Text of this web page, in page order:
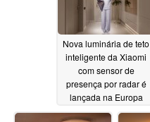
Nova luminária de teto
inteligente da Xiaomi
com sensor de
presença por radar é
lançada na Europa
07/03/2025